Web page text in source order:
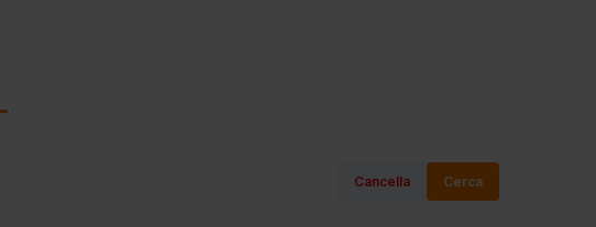
Cancella Cerca